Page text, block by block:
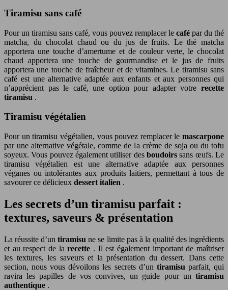
Tiramisu sans café
Pour un tiramisu sans café, vous pouvez remplacer le café par du thé
matcha, du chocolat chaud ou du jus de fruits. Le thé matcha
apportera une touche d’amertume et de couleur verte, le chocolat
chaud apportera une touche de gourmandise et le jus de fruits
apportera une touche de fraîcheur et de vitamines. Le tiramisu sans
café est une alternative adaptée aux enfants et aux personnes qui
n’apprécient pas le café, une option pour adapter votre recette
tiramisu .
Tiramisu végétalien
Pour un tiramisu végétalien, vous pouvez remplacer le mascarpone
par une alternative végétale, comme de la crème de soja ou du tofu
soyeux. Vous pouvez également utiliser des boudoirssans œufs. Le
tiramisu végétalien est une alternative adaptée aux personnes
véganes ou intolérantes aux produits laitiers, permettant à tous de
savourer ce délicieux dessert italien .
Les secrets d’un tiramisu parfait :
textures, saveurs & présentation
La réussite d’untiramisune se limite pas à la qualité des ingrédients
et au respect de larecette . Il est également important de maîtriser
les textures, les saveurs et la présentation du dessert. Dans cette
section, nous vous dévoilons les secrets d’un tiramisu parfait, qui
ravira les papilles de vos convives, un guide pour un tiramisu
authentique .